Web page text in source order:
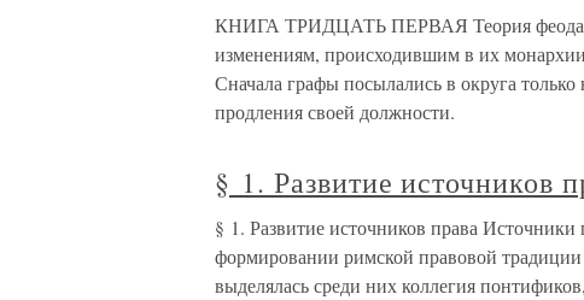
КНИГА ТРИДЦАТЬ ПЕРВАЯ Теория
изменениям, происходившим в их
Сначала графы посылались в округа
продления своей должности.
§ 1. Развитие источников
§ 1. Развитие источников права
формировании римской правовой
выделялась среди них коллегия